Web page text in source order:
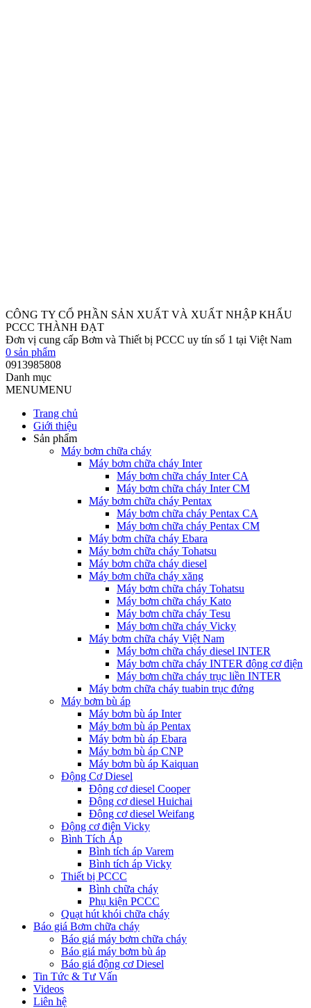
CÔNG TY CỔ PHẦN SẢN XUẤT VÀ XUẤT NHẬP KHẨU
PCCC THÀNH ĐẠT
Đơn vị cung cấp Bơm và Thiết bị PCCC uy tín số 1 tại Việt Nam
0 sản phẩm
0913985808
Danh mục
MENUMENU
Trang chủ
Giới thiệu
Sản phẩm
Máy bơm chữa cháy
Máy bơm chữa cháy Inter
Máy bơm chữa cháy Inter CA
Máy bơm chữa cháy Inter CM
Máy bơm chữa cháy Pentax
Máy bơm chữa cháy Pentax CA
Máy bơm chữa cháy Pentax CM
Máy bơm chữa cháy Ebara
Máy bơm chữa cháy Tohatsu
Máy bơm chữa cháy diesel
Máy bơm chữa cháy xăng
Máy bơm chữa cháy Tohatsu
Máy bơm chữa cháy Kato
Máy bơm chữa cháy Tesu
Máy bơm chữa cháy Vicky
Máy bơm chữa cháy Việt Nam
Máy bơm chữa cháy diesel INTER
Máy bơm chữa cháy INTER động cơ điện
Máy bơm chữa cháy trục liền INTER
Máy bơm chữa cháy tuabin trục đứng
Máy bơm bù áp
Máy bơm bù áp Inter
Máy bơm bù áp Pentax
Máy bơm bù áp Ebara
Máy bơm bù áp CNP
Máy bơm bù áp Kaiquan
Động Cơ Diesel
Động cơ diesel Cooper
Động cơ diesel Huichai
Động cơ diesel Weifang
Động cơ điện Vicky
Bình Tích Áp
Bình tích áp Varem
Bình tích áp Vicky
Thiết bị PCCC
Bình chữa cháy
Phụ kiện PCCC
Quạt hút khói chữa cháy
Báo giá Bơm chữa cháy
Báo giá máy bơm chữa cháy
Báo giá máy bơm bù áp
Báo giá động cơ Diesel
Tin Tức & Tư Vấn
Videos
Liên hệ